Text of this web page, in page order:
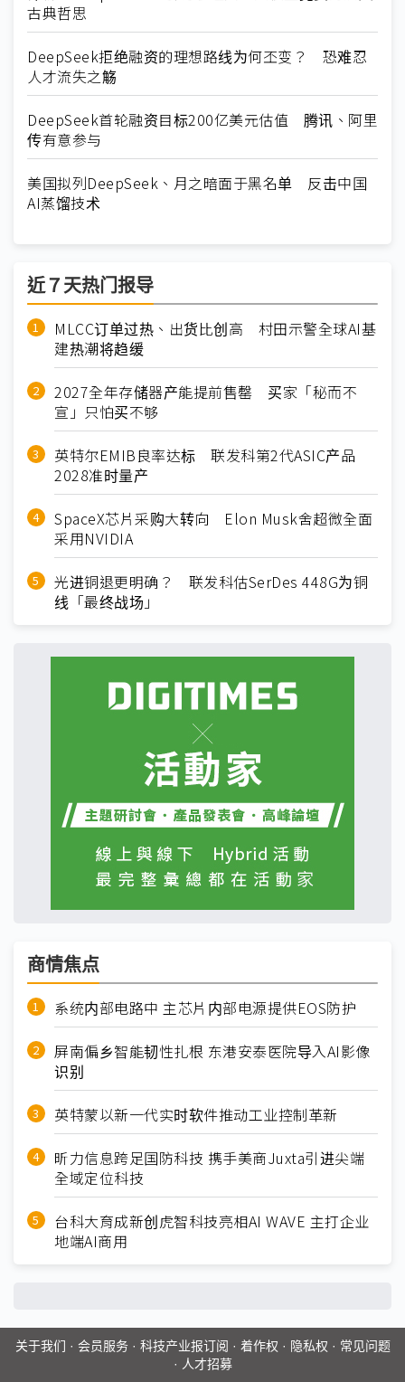
古典哲思
DeepSeek拒绝融资的理想路线为何丕变？ 恐难忍
人才流失之觞
DeepSeek首轮融资目标200亿美元估值 腾讯、阿里
传有意参与
美国拟列DeepSeek、月之暗面于黑名单 反击中国
AI蒸馏技术
近７天热门报导
MLCC订单过热、出货比创高 村田示警全球AI基
建热潮将趋缓
2027全年存储器产能提前售罄 买家「秘而不
宣」只怕买不够
英特尔EMIB良率达标 联发科第2代ASIC产品
2028准时量产
SpaceX芯片采购大转向 Elon Musk舍超微全面
采用NVIDIA
光进铜退更明确？ 联发科估SerDes 448G为铜
线「最终战场」
商情焦点
系统内部电路中 主芯片内部电源提供EOS防护
屏南偏乡智能韧性扎根 东港安泰医院导入AI影像
识别
英特蒙以新一代实时软件推动工业控制革新
昕力信息跨足国防科技 携手美商Juxta引进尖端
全域定位科技
台科大育成新创虎智科技亮相AI WAVE 主打企业
地端AI商用
关于我们 · 会员服务· 科技产业报订阅 · 着作权 · 隐私权 · 常见问题
· 人才招募